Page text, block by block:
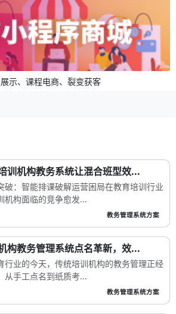
示、课程电商、裂变获客
训机构教务系统让混合班型效...
破：智能排课破解运营困局在教育培训行业
机构面临的竞争愈发...
教务管理系统方案
构教务管理系统点名革新，效...
行业的今天，传统培训机构的教务管理正经
从手工点名到纸质考...
教务管理系统方案